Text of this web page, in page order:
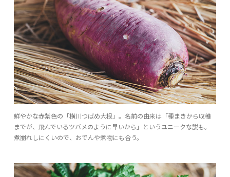
鮮やかな赤紫色の「横川つばめ大根」。名前の由来は「種まきから収穫
までが、飛んでいるツバメのように早いから」というユニークな説も。
煮崩れしにくいので、おでんや煮物にも合う。